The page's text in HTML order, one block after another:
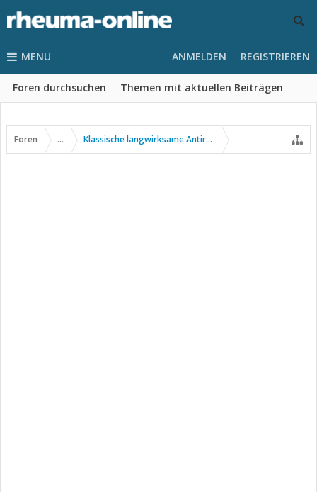
MENU
Foren durchsuchen Themen mit aktuellen Beiträgen
ANMELDEN REGISTRIEREN
Foren ... Klassische langwirksame Antirheumatika